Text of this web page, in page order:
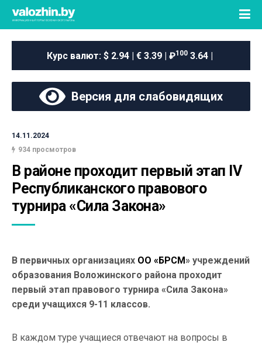
Курс валют: $ 2.94 | € 3.39 | ₽100 3.64 |
Версия для слабовидящих
14.11.2024
934 просмотров
В районе проходит первый этап IV
Республиканского правового
турнира «Сила Закона»
В первичных организациях ОО «БРСМ» учреждений
образования Воложинского района проходит
первый этап правового турнира «Сила Закона»
среди учащихся 9-11 классов.
В каждом туре учащиеся отвечают на вопросы в